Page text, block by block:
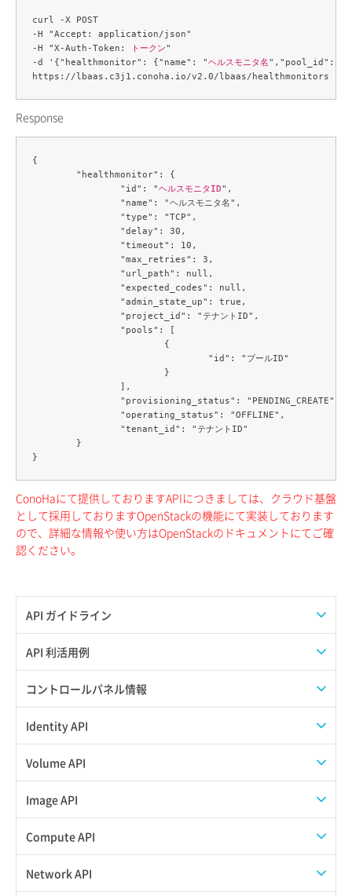
API ガイドライン
APIのご利用について
API 利活用例
APIでAPIサブユーザーを作成する
APIでVPSにISOイメージを挿入する
APIでVPSを作成する
コントロールパネル情報
APIユーザーを作成する
API情報を確認する
Identity API
Credential一覧取得
Credential作成
Credential削除
Volume API
スナップショット一覧取得
スナップショット作成
スナップショット削除
Image API
ISOイメージアップロード
ISOイメージ作成
Compute API
ISOイメージ挿入/排出
Network API
curl -X POST
-H "Accept: application/json"
-H "X-Auth-Token:
トークン"
-d '{"healthmonitor": {"name": "ヘルスモニタ名","pool_id": "
Response
{
		"id": "
ヘルスモニタID",
ConoHaにて提供しておりますAPIにつきましては、クラウド基盤
として採用しておりますOpenStackの機能にて実装しております
ので、詳細な情報や使い方はOpenStackのドキュメントにてご確
認ください。